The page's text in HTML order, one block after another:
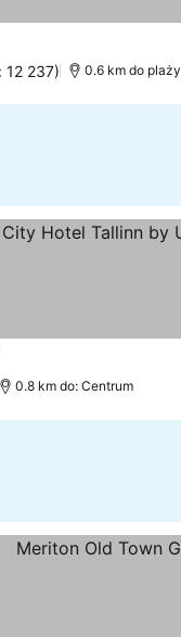
12 237) 0.6 km do plaży
0.8 km do: Centrum